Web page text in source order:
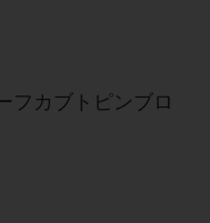
フカブトピンブロ